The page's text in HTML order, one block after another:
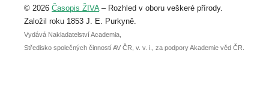
abstraktu přihlášené přednášky nebo
posteru je už 30. června.
© 2026 Časopis ŽIVA– Rozhled v oboru veškeré přírody.
Založil roku 1853 J. E. Purkyně.
Vydává Nakladatelství Academia,
Středisko společných činností AV ČR, v. v. i., za podpory Akademie věd ČR.